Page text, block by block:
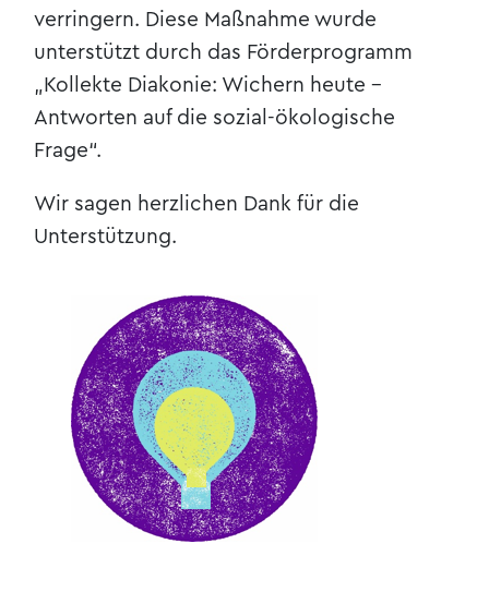
verringern. Diese Maßnahme wurde
unterstützt durch das Förderprogramm
„Kollekte Diakonie: Wichern heute -
Antworten auf die sozial-ökologische
Frage“.
Wir sagen herzlichen Dank für die
Unterstützung.